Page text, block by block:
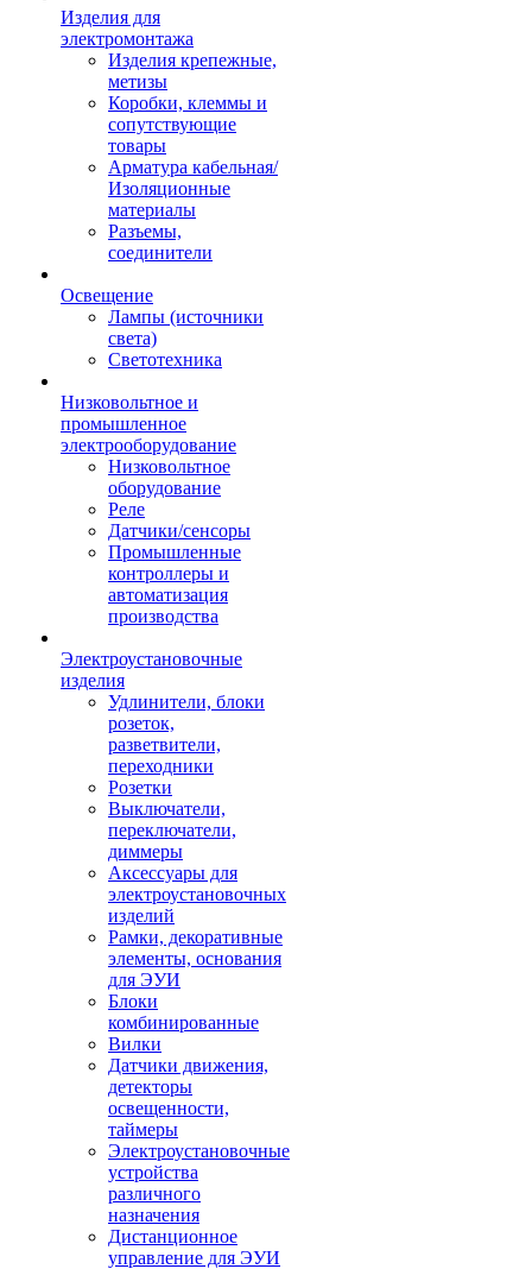
Изделия для
электромонтажа
Изделия крепежные,
метизы
Коробки, клеммы и
сопутствующие
товары
Арматура кабельная/
Изоляционные
материалы
Разъемы,
соединители
Освещение
Лампы (источники
света)
Светотехника
Низковольтное и
промышленное
электрооборудование
Низковольтное
оборудование
Реле
Датчики/сенсоры
Промышленные
контроллеры и
автоматизация
производства
Электроустановочные
изделия
Удлинители, блоки
розеток,
разветвители,
переходники
Розетки
Выключатели,
переключатели,
диммеры
Аксессуары для
электроустановочных
изделий
Рамки, декоративные
элементы, основания
для ЭУИ
Блоки
комбинированные
Вилки
Датчики движения,
детекторы
освещенности,
таймеры
Электроустановочные
устройства
различного
назначения
Дистанционное
управление для ЭУИ